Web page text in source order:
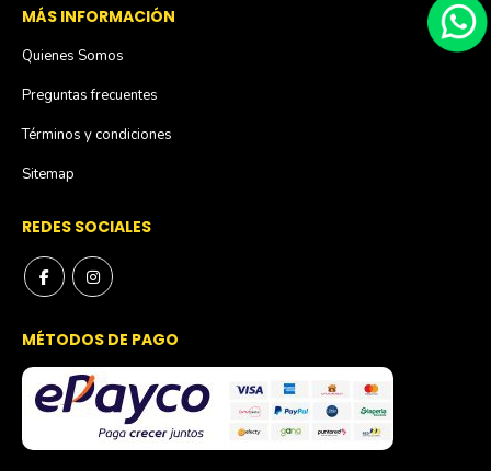
MÁS INFORMACIÓN
Quienes Somos
Preguntas frecuentes
Términos y condiciones
Sitemap
REDES SOCIALES
MÉTODOS DE PAGO